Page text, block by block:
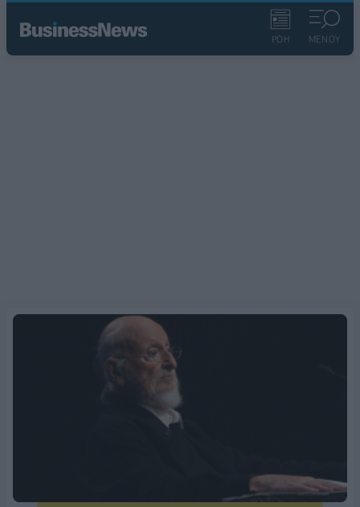
ΡΟΗ ΜΕΝΟΥ